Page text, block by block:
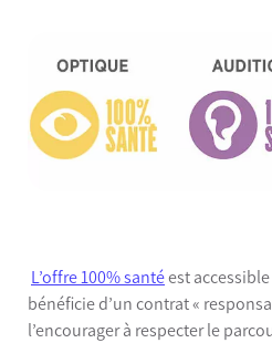
L’offre 100% santéest
bénéficie d’un contrat «
l’encourager à respecter le